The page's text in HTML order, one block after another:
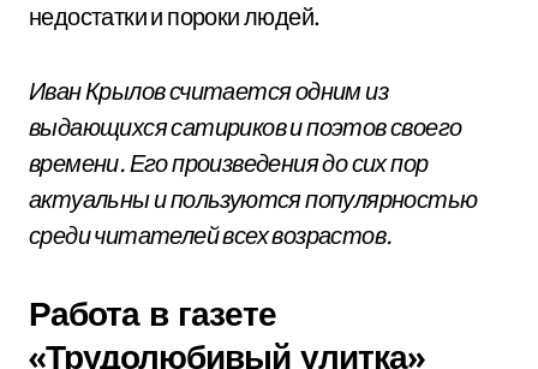
недостатки и пороки людей.
Иван Крылов считается одним из
выдающихся сатириков и поэтов своего
времени. Его произведения до сих пор
актуальны и пользуются популярностью
среди читателей всех возрастов.
Работа в газете
«Трудолюбивый улитка»